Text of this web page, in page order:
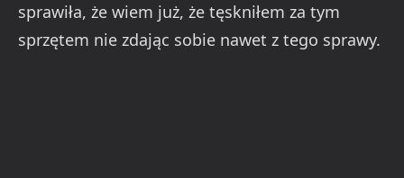
sprawiła, że wiem już, że tęskniłem za tym
sprzętem nie zdając sobie nawet z tego sprawy.